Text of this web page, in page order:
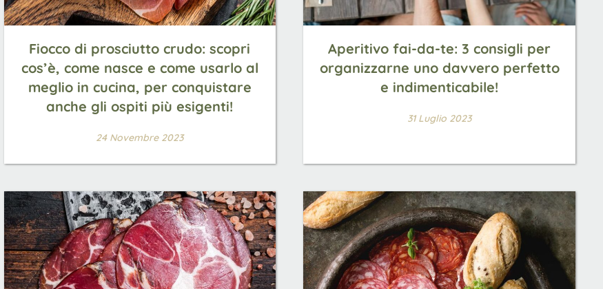
Fiocco di prosciutto crudo: scopri
cos’è, come nasce e come usarlo al
meglio in cucina, per conquistare
anche gli ospiti più esigenti!
24 Novembre 2023
Aperitivo fai-da-te: 3 consigli per
organizzarne uno davvero perfetto
e indimenticabile!
31 Luglio 2023